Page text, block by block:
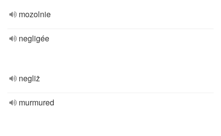
mozolnie
negligée
negliż
murmured